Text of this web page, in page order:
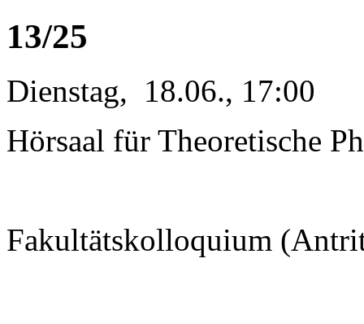
13/25
Dienstag, 18.06., 17:00
Hörsaal für Theoretische
Fakultätskolloquium